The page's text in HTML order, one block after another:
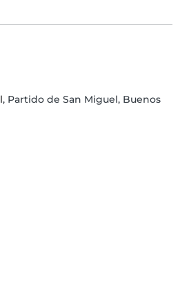
, Partido de San Miguel, Buenos